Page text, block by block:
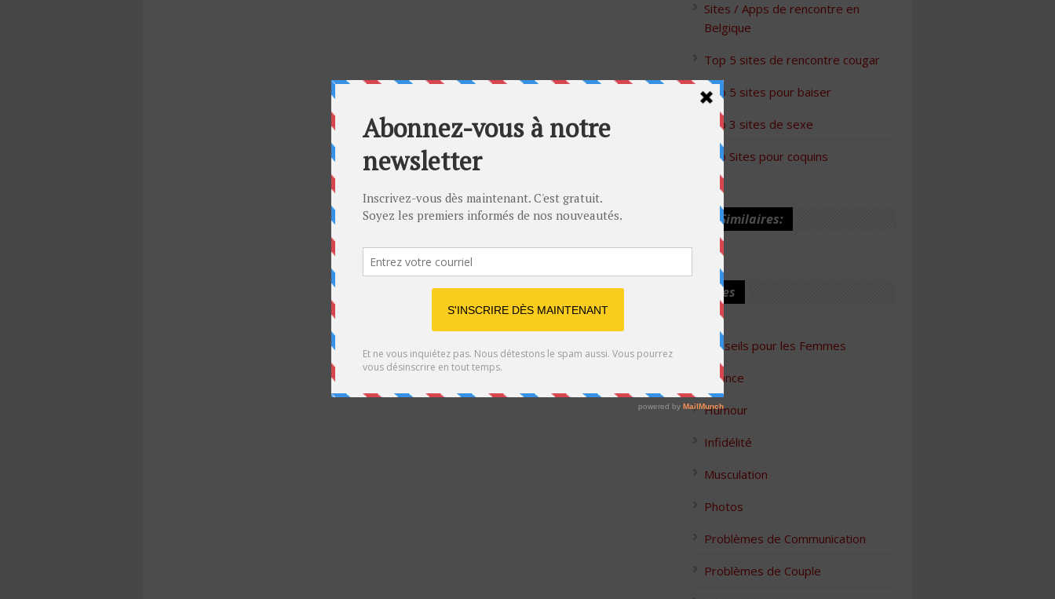
Sites / Apps de rencontre en
Belgique
Top 5 sites de rencontre cougar
Top 5 sites pour baiser
Top 3 sites de sexe
Top Sites pour coquins
Articles Similaires:
Catégories
Conseils pour les Femmes
Finance
Humour
Infidélité
Musculation
Photos
Problèmes de Communication
Problèmes de Couple